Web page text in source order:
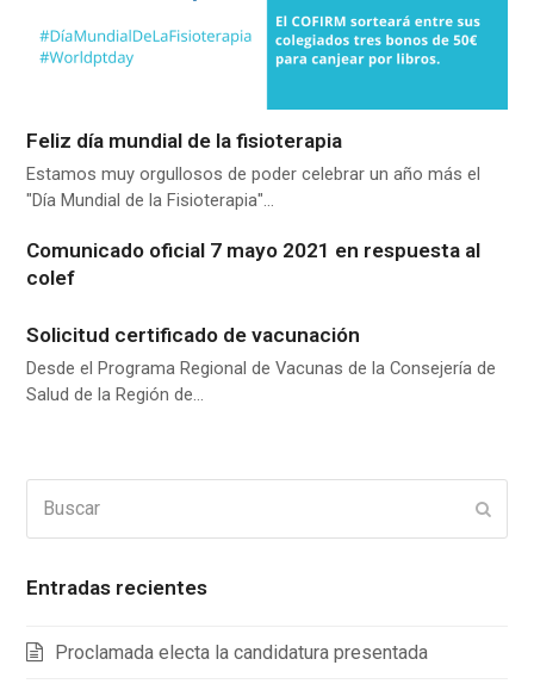
Feliz día mundial de la fisioterapia
Estamos muy orgullosos de poder celebrar un año más el
"Día Mundial de la Fisioterapia"…
Comunicado oficial 7 mayo 2021 en respuesta al
colef
Solicitud certificado de vacunación
Desde el Programa Regional de Vacunas de la Consejería de
Salud de la Región de…
Entradas recientes
Proclamada electa la candidatura presentada